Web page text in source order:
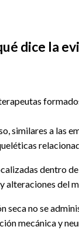
dice la
similares a las
dentro
alteraciones del
seca no se
mecánica y